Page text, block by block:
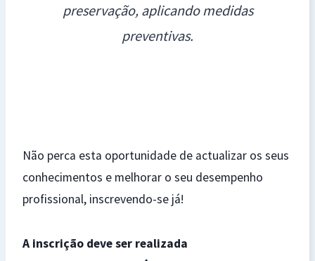
preservação, aplicando medidas
preventivas.
Não perca esta oportunidade de actualizar os seus
conhecimentos e melhorar o seu desempenho
profissional, inscrevendo-se já!
A inscrição deve ser realizada